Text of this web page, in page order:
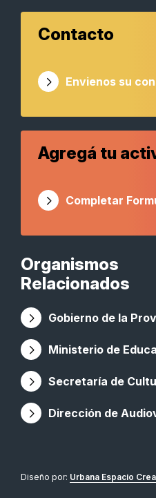
Organismos
Relacionados
Gobierno de la
Ministerio de
Secretaría de
Dirección de
Contacto
Envienos su
Agregá tu
Completar
Diseño por: Urbana Espacio